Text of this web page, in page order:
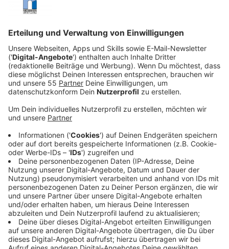
Veröffentlicht:
Schnell haben die Beamten um Chefermittler Stephen
Fulcher (Martin Freeman) eine heiße Spur. Sie führt
Der streitet alles ab und auch ein Anwalt wird ihm
Hinweise noch lebend zu finden. Schließlich führt
Halliwell die Beamten zum Fundort von Sians Leiche
und kündigt eine weitere Tote an. Wieder verweigert
ihm Fulcher das polizeiliche Protokoll und landet so
selbst auf der Anklagebank.
Streaming-Dienst: Magenta TV
Anzeige